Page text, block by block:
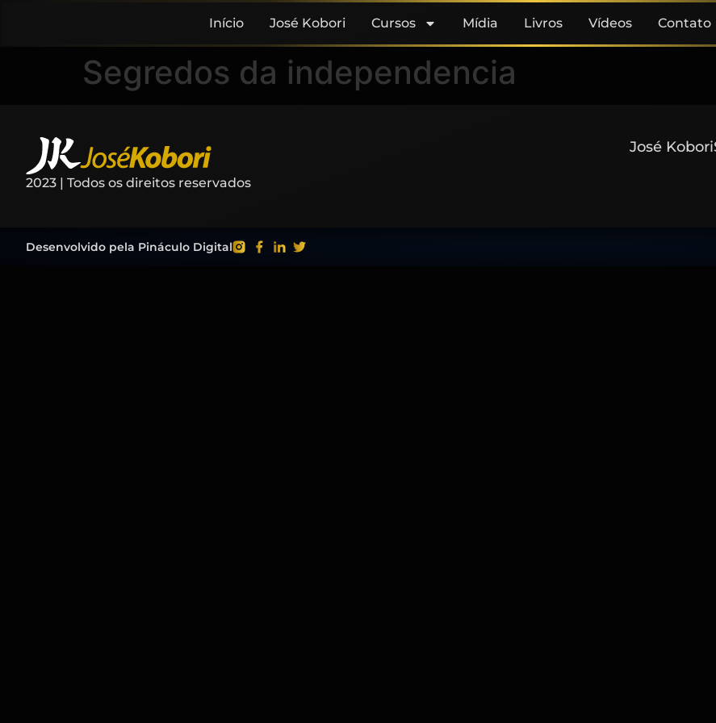
Início José Kobori Cursos Mídia Livros Vídeos Contato
Segredos da independencia
2023 | Todos os direitos reservados
José Kobori
Desenvolvido pela Pináculo Digital